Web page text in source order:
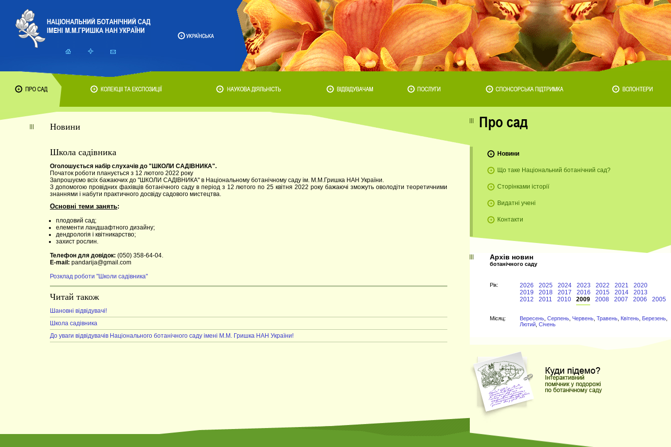
Новини
Школа садівника
Оголошується набір слухачів до "ШКОЛИ САДІВНИКА".
Початок роботи планується з 12 лютого 2022 року
Запрошуємо всіх бажаючих до "ШКОЛИ САДІВНИКА" в Національному ботанічному саду ім. М.М.Гришка НАН України.
З допомогою провідних фахівців ботанічного саду в період з 12 лютого по 25 квітня 2022 року бажаючі зможуть оволодіти теоретичними
знаннями і набути практичного досвіду садового мистецтва.
Основні теми занять:
плодовий сад;
елементи ландшафтного дизайну;
дендрологія і квітникарство;
захист рослин.
Телефон для довідок: (050) 358-64-04.
E-mail: pandarija@gmail.com
Розклад роботи "Школи садівника"
Читай також
Шановні відвідувачі!
Школа садівника
До уваги відвідувачів Національного ботанічного саду імені М.М. Гришка НАН України!
Новини
Що таке Національний ботанічний сад?
Сторінками історії
Видатні учені
Контакти
Архів новин
ботанічного саду
Рiк: 2026 2025 2024 2023 2022 2021
2020
2019
2018 2017 2016 2015 2014
2013
2012
2011 2010 2009 2008 2007 2006 2005
Мiсяц: Вересень Серпень Червень Травень Квітень Березень
Лютий Січень